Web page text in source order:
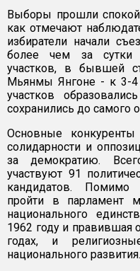
Выборы прошли
как отмечают
избиратели начали
более чем за сутки
участков, в бывшей
Мьянмы Янгоне - к 3-4
участков
сохранились до самого
Основные
солидарности и
за демократию.
участвуют 91
кандидатов.
пройти в парламент
национального
1962 году и правившая
годах, и
национального развития.